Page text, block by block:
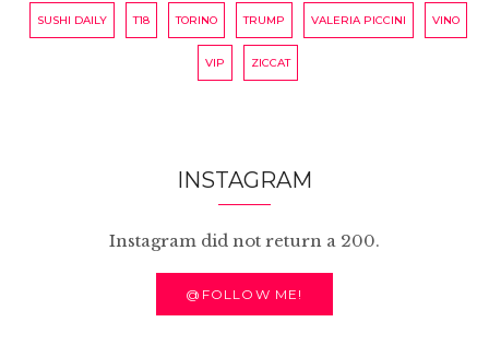
SUSHI DAILY T18 TORINO TRUMP VALERIA PICCINI VINO
VIP ZICCAT
INSTAGRAM
Instagram did not return a 200.
@FOLLOW ME!